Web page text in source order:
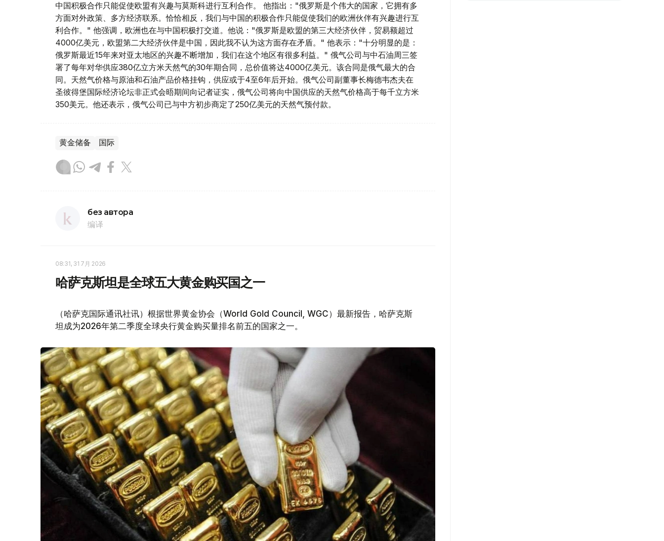
中国积极合作只能促使欧盟有兴趣与莫斯科进行互利合作。 他指出："俄罗斯是个伟大的国家，它拥有多
方面对外政策、多方经济联系。恰恰相反，我们与中国的积极合作只能促使我们的欧洲伙伴有兴趣进行互
利合作。" 他强调，欧洲也在与中国积极打交道。他说："俄罗斯是欧盟的第三大经济伙伴，贸易额超过
4000亿美元，欧盟第二大经济伙伴是中国，因此我不认为这方面存在矛盾。" 他表示："十分明显的是：
俄罗斯最近15年来对亚太地区的兴趣不断增加，我们在这个地区有很多利益。" 俄气公司与中石油周三签
署了每年对华供应380亿立方米天然气的30年期合同，总价值将达4000亿美元。该合同是俄气最大的合
同。天然气价格与原油和石油产品价格挂钩，供应或于4至6年后开始。俄气公司副董事长梅德韦杰夫在
圣彼得堡国际经济论坛非正式会晤期间向记者证实，俄气公司将向中国供应的天然气价格高于每千立方米
350美元。他还表示，俄气公司已与中方初步商定了250亿美元的天然气预付款。
黄金储备 国际
без автора
编译
08:31, 31 7月 2026
哈萨克斯坦是全球五大黄金购买国之一
（哈萨克国际通讯社讯）根据世界黄金协会（World Gold Council, WGC）最新报告，哈萨克斯
坦成为2026年第二季度全球央行黄金购买量排名前五的国家之一。